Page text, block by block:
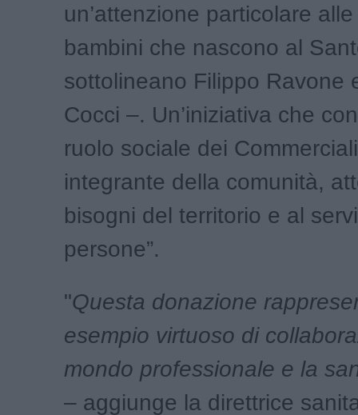
un’attenzione particolare
bambini che nascono al
sottolineano Filippo Ravone
Cocci –. Un’iniziativa che
ruolo sociale dei
integrante della comunità,
bisogni del territorio e al
persone”.
"Questa donazione
esempio virtuoso di
mondo professionale e la
– aggiunge la direttrice